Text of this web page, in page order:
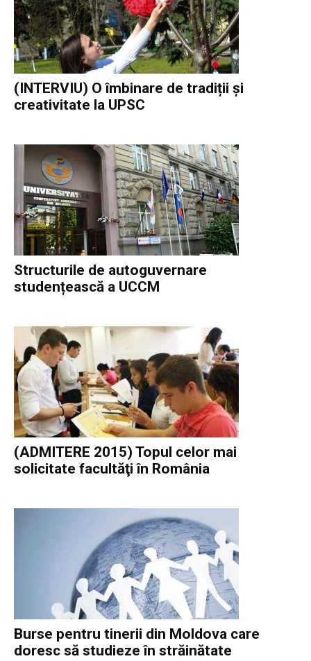
(INTERVIU) O îmbinare de tradiții și
creativitate la UPSC
Structurile de autoguvernare
studențească a UCCM
(ADMITERE 2015) Topul celor mai
solicitate facultăţi în România
Burse pentru tinerii din Moldova care
doresc să studieze în străinătate